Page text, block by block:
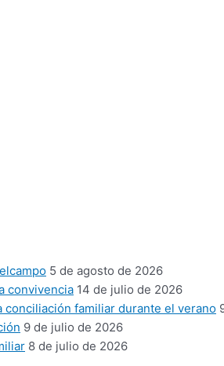
5 de agosto de 2026
convivencia 14 de julio de 2026
conciliación familiar durante el verano
9 de julio de 2026
8 de julio de 2026